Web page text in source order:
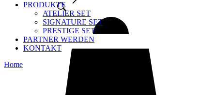
PRODUKTE
ATELIER SET
SIGNATURE SET
PRESTIGE SET
PARTNER WERDEN
KONTAKT
Home